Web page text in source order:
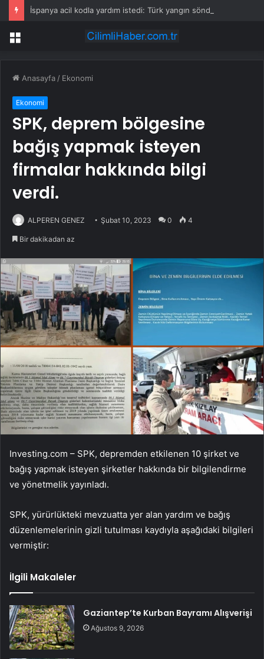
Menü
Anasayfa / Ekonomi
Ekonomi
SPK, deprem bölgesine
bağış yapmak isteyen
firmalar hakkında bilgi
verdi.
ALPEREN GENEZ Şubat 10, 2023 0 4
Bir dakikadan az
Investing.com – SPK, depremden etkilenen 10 şirket ve
bağış yapmak isteyen şirketler hakkında bir bilgilendirme
ve yönetmelik yayınladı.
SPK, yürürlükteki mevzuatta yer alan yardım ve bağış
düzenlemelerinin gizli tutulması kaydıyla aşağıdaki bilgileri
vermiştir:
İlgili Makaleler
Gaziantep’te Kurban Bayramı Alışverişi
Ağustos 9, 2026